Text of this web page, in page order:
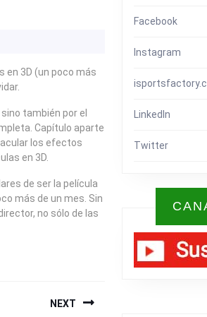
en 3D (un poco más
también por el
Capítulo aparte
los efectos
en 3D.
de ser la película
más de un mes. Sin
no sólo de las
NEXT
Facebook
Instagram
LinkedIn
Twitter